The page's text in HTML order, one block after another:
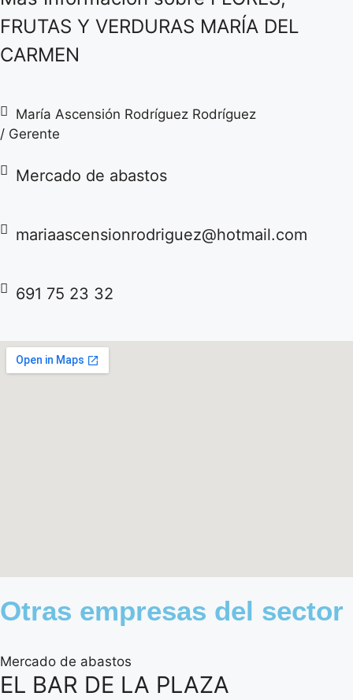
FRUTAS Y VERDURAS MARÍA DEL
CARMEN
María Ascensión Rodríguez Rodríguez
/ Gerente
Mercado de abastos
mariaascensionrodriguez@hotmail.com
691 75 23 32
Otras empresas del sector
Mercado de abastos
EL BAR DE LA PLAZA